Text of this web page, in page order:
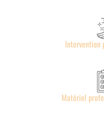
Intervention
Matériel